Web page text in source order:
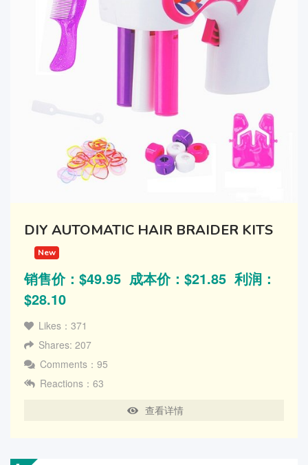
DIY AUTOMATIC HAIR BRAIDER KITS
New
销售价：$49.95 成本价：$21.85 利润：
$28.10
Likes：371
Shares: 207
Comments：95
Reactions：63
查看详情